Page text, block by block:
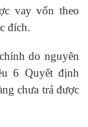
vay vốn theo
đích.
do nguyên
6 Quyết định
chưa trả được